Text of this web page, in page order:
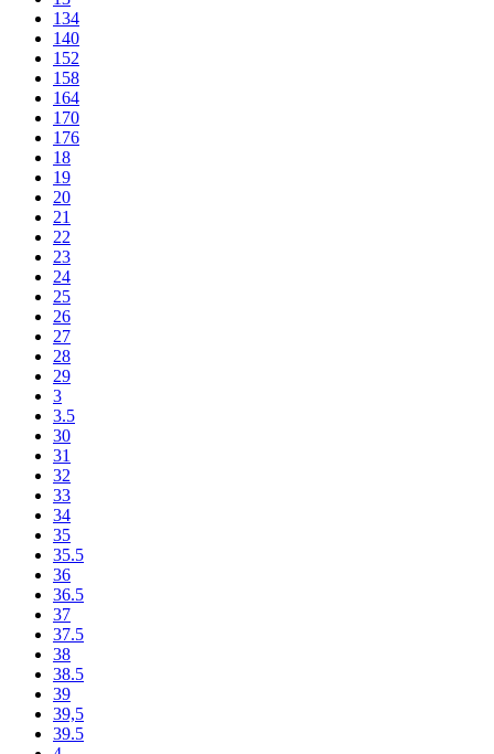
134
140
152
158
164
170
176
18
19
20
21
22
23
24
25
26
27
28
29
3
3.5
30
31
32
33
34
35
35.5
36
36.5
37
37.5
38
38.5
39
39,5
39.5